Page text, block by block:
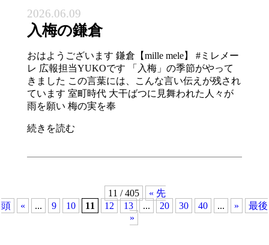
2026.06.09
入梅の鎌倉
おはようございます 鎌倉【mille mele】 #ミレメー
レ 広報担当YUKOです 「入梅」の季節がやって
きました この言葉には、こんな言い伝えが残され
ています 室町時代 大干ばつに見舞われた人々が
雨を願い 梅の実を奉
続きを読む
11 / 405
« 先
頭
« ... 9 10 11 12 13 ... 20 30 40 ... »
最後
»